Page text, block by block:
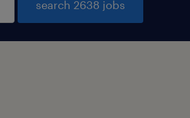
search 2638 jobs